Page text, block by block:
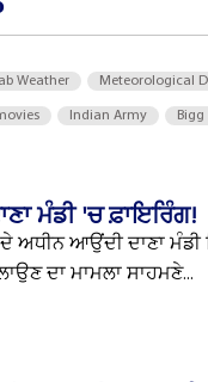
Weather Meteorological
Indian Army Bigg
ਮੰਡੀ 'ਚ ਫ਼ਾਇਰਿੰਗ!
ਦੇ ਅਧੀਨ ਆਉਂਦੀ ਦਾਣਾ
ਦਾ ਮਾਮਲਾ ਸਾਹਮਣੇ...